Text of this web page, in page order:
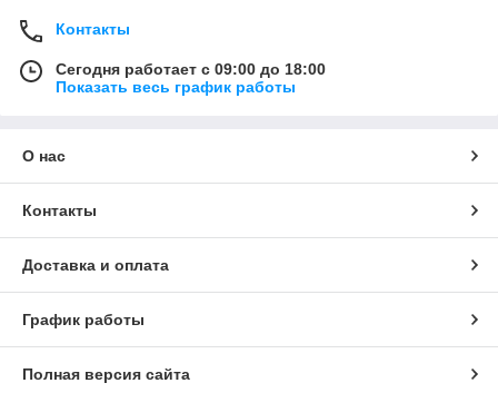
Контакты
Сегодня работает с 09:00 до 18:00
Показать весь график работы
О нас
Контакты
Доставка и оплата
График работы
Полная версия сайта